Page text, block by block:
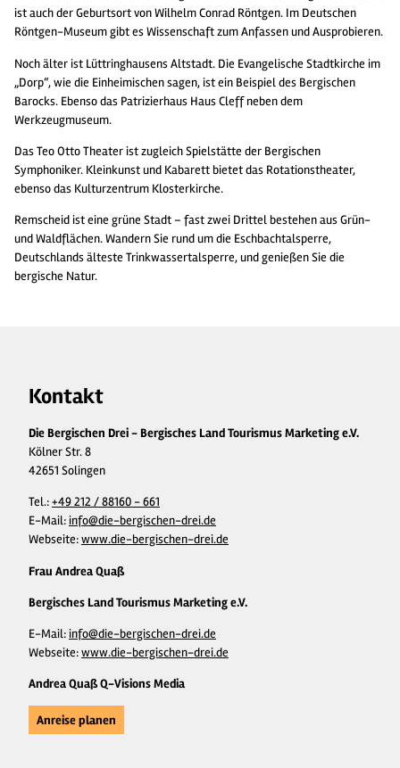
ist auch der Geburtsort von Wilhelm Conrad Röntgen. Im Deutschen
Röntgen-Museumgibt es Wissenschaft zum Anfassen und Ausprobieren.
Noch älter ist Lüttringhausens Altstadt. Die Evangelische Stadtkirche im
„Dorp“, wie die Einheimischen sagen, ist ein Beispiel des Bergischen
Barocks. Ebenso das Patrizierhaus Haus Cleff neben dem
Werkzeugmuseum.
DasTeo Otto Theaterist zugleich Spielstätte der Bergischen
Symphoniker. Kleinkunst und Kabarett bietet das Rotationstheater,
ebenso das Kulturzentrum Klosterkirche.
Remscheid ist eine grüne Stadt – fast zwei Drittel bestehen aus Grün-
und Waldflächen. Wandern Sie rund um die Eschbachtalsperre,
Deutschlands älteste Trinkwassertalsperre, und genießen Sie die
bergische Natur.
Kontakt
Die Bergischen Drei - Bergisches Land Tourismus Marketing e.V.
Kölner Str. 8
42651 Solingen
Tel.:+49 212 / 88160 - 661
E-Mail:info@die-bergischen-drei.de
Webseite:www.die-bergischen-drei.de
Frau Andrea Quaß
Bergisches Land Tourismus Marketing e.V.
E-Mail:info@die-bergischen-drei.de
Webseite:www.die-bergischen-drei.de
Andrea Quaß Q-Visions Media
Anreise planen